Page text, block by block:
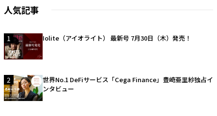
人気記事
1 Iolite（アイオライト） 最新号 7月30日（木）発売！
2
世界No.1 DeFiサービス「Cega Finance」豊崎亜里紗独占イ
ンタビュー